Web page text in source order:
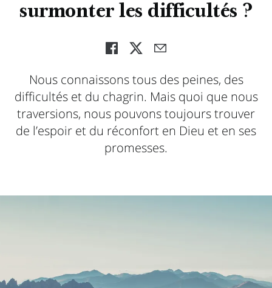
surmonter les difficultés ?
Nous connaissons tous des peines, des
difficultés et du chagrin. Mais quoi que nous
traversions, nous pouvons toujours trouver
de l’espoir et du réconfort en Dieu et en ses
promesses.